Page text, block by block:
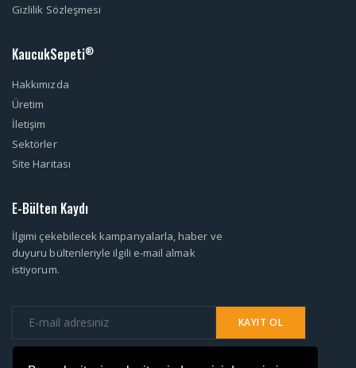
Gizlilik Sözleşmesi
KaucukSepeti®
Hakkımızda
Üretim
İletişim
Sektörler
Site Haritası
E-Bülten Kaydı
İlgimi çekebilecek kampanyalarla, haber ve
duyuru bültenleriyle ilgili e-mail almak
istiyorum.